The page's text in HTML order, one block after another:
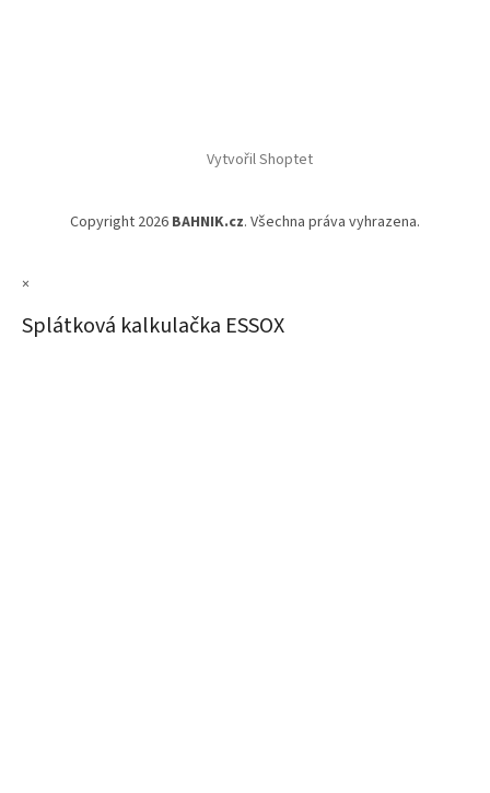
Vytvořil Shoptet
Copyright 2026 BAHNIK.cz. Všechna práva vyhrazena.
×
Splátková kalkulačka ESSOX